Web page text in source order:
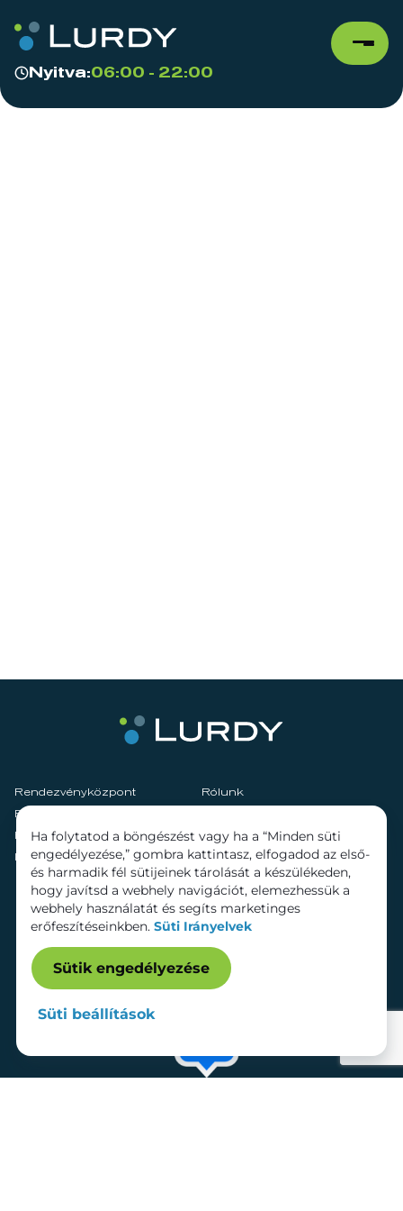
Nyitva:06:00 - 22:00
Rendezvényközpont
Rólunk
Fenntarthatóság
Hírek
Szolgáltatások
Kapcsolat
Bérelhető területek
Ha folytatod a böngészést vagy ha a “Minden süti
engedélyezése,” gombra kattintasz, elfogadod az első-
és harmadik fél sütijeinek tárolását a készülékeden,
hogy javítsd a webhely navigációt, elemezhessük a
webhely használatát és segíts marketinges
erőfeszítéseinkben. Süti Irányelvek
Sütik engedélyezése
Süti beállítások